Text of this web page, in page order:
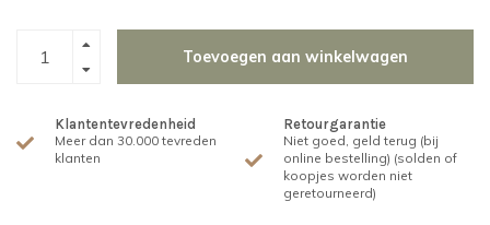
Toevoegen aan winkelwagen
Klantentevredenheid
Meer dan 30.000 tevreden
klanten
Retourgarantie
Niet goed, geld terug (bij
online bestelling) (solden of
koopjes worden niet
geretourneerd)